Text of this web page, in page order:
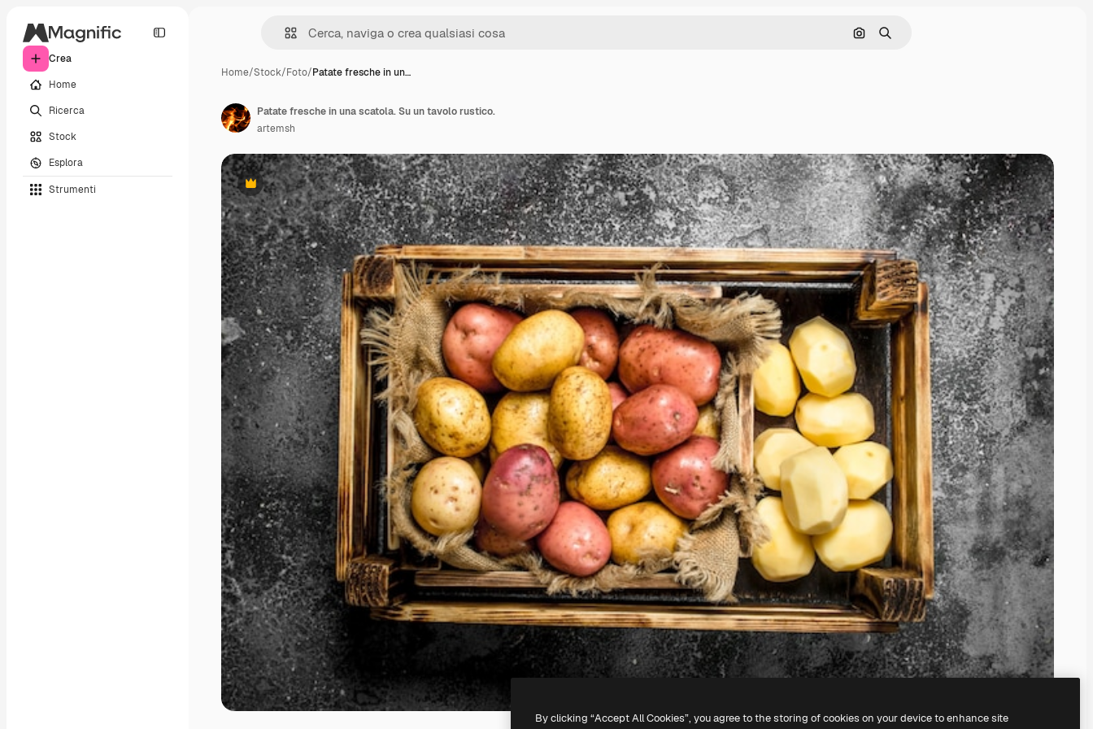
Crea
Home
Ricerca
Stock
Esplora
Strumenti
Cerca per immagine
Ricerca
Home/Stock/Foto/Patate fresche in un…
Premium
Patate fresche in una scatola. Su un tavolo rustico.
artemsh
By clicking “Accept All Cookies”, you agree to the storing of cookies on your device to enhance site